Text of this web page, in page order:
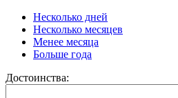
Несколько дней
Несколько месяцев
Менее месяца
Больше года
Достоинства: